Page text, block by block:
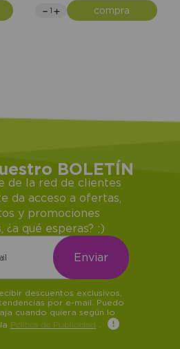
compra
BOLETÍN
de la red de clientes
da acceso a ofertas,
y promociones
¿a qué esperas? ;)
descuentos exclusivos,
por e-mail. Puedo
cuando quiera según lo
Política de Publicidad